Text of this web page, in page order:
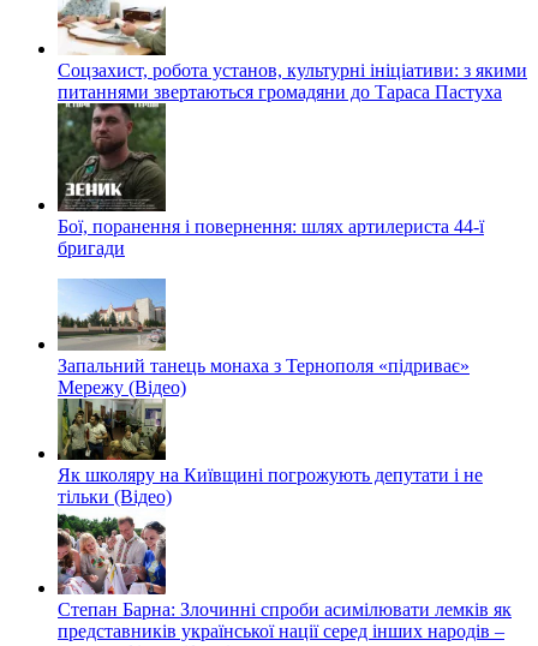
Соцзахист, робота установ, культурні ініціативи: з якими
питаннями звертаються громадяни до Тараса Пастуха
Бої, поранення і повернення: шлях артилериста 44-ї
бригади
Запальний танець монаха з Тернополя «підриває»
Мережу (Відео)
Як школяру на Київщині погрожують депутати і не
тільки (Відео)
Степан Барна: Злочинні спроби асимілювати лемків як
представників української нації серед інших народів –